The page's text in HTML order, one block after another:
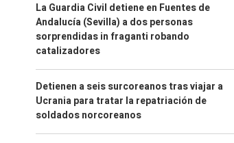
La Guardia Civil detiene en Fuentes de
Andalucía (Sevilla) a dos personas
sorprendidas in fraganti robando
catalizadores
Detienen a seis surcoreanos tras viajar a
Ucrania para tratar la repatriación de
soldados norcoreanos